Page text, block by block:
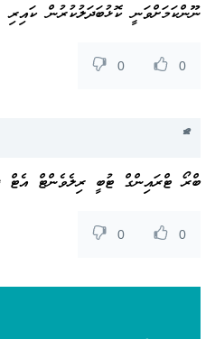
ނޫންކަމަށްވަނީ ކޮޅުބަދަލުކުރުން ކައިރި
0
0
ބްރޯ ޓްރައިންގް ޓުބީ ރިލެވެންޓް
0
0